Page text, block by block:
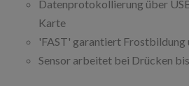
Datenprotokollierung über
Karte
'FAST' garantiert Frostbildung
Sensor arbeitet bei Drücken